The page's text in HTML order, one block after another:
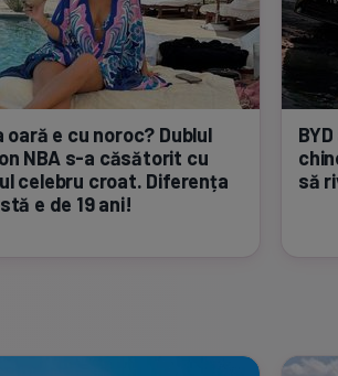
oară e cu noroc? Dublul
NBA s-a căsătorit cu
celebru croat. Diferența
e de 19 ani!
să